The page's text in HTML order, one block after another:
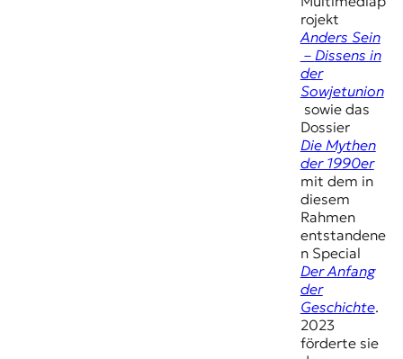
rojekt
Anders Sein
– Dissens in
der
Sowjetunion
sowie das
Dossier
Die Mythen
der 1990er
mit dem in
diesem
Rahmen
entstandene
n Special
Der Anfang
der
Geschichte.
2023
förderte sie